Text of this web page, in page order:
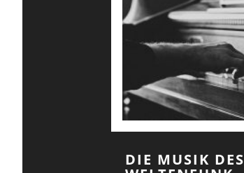
DIE MUSIK DES